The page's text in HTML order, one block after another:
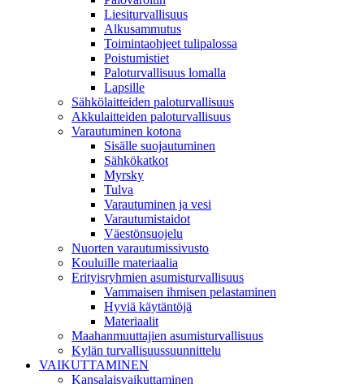
Liesiturvallisuus
Alkusammutus
Toimintaohjeet tulipalossa
Poistumistiet
Paloturvallisuus lomalla
Lapsille
Sähkölaitteiden paloturvallisuus
Akkulaitteiden paloturvallisuus
Varautuminen kotona
Sisälle suojautuminen
Sähkökatkot
Myrsky
Tulva
Varautuminen ja vesi
Varautumistaidot
Väestönsuojelu
Nuorten varautumissivusto
Kouluille materiaalia
Erityisryhmien asumisturvallisuus
Vammaisen ihmisen pelastaminen
Hyviä käytäntöjä
Materiaalit
Maahanmuuttajien asumisturvallisuus
Kylän turvallisuussuunnittelu
VAIKUTTAMINEN
Kansalaisvaikuttaminen